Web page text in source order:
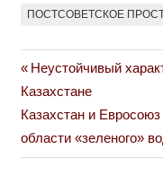
ПОСТСОВЕТСКОЕ
Навигация
по
записям
Previous
Post:
Неустойчивый
Казахстане
Next
Post:
Казахстан и
области «зеленого»